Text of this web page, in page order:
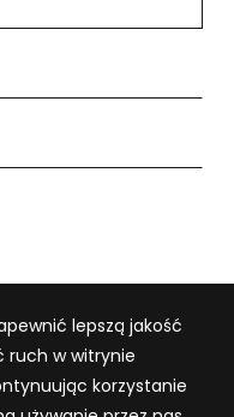
się w nowej zakładce
prywatności
30.07.2026, 15:26:16
lepszą jakość
ruch w witrynie
korzystanie